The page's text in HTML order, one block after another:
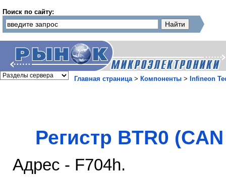
Поиск по сайту:
Главная страница> Компоненты > Infineon
Регистр BTR0
Адрес - F704h.